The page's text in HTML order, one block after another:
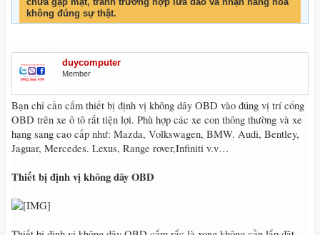
không đúng sự thật.
duycomputer
Member
Bạn chỉ cần cắm thiết bị định vị không dây OBD vào đúng vị trí cổng
OBD trên xe ô tô rất tiện lợi. Phù hợp các xe con thông thường và xe
hạng sang cao cấp như: Mazda, Volkswagen, BMW. Audi, Bentley,
Jaguar, Mercedes. Lexus, Range rover,Infiniti v.v…
Thiết bị định vị không dây OBD